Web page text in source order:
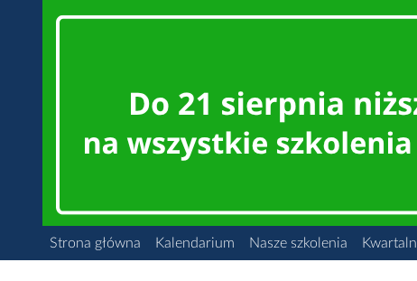
Strona główna Kalendarium Nasze szkolenia